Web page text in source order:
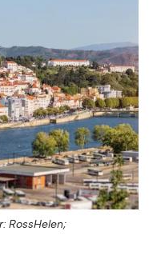
RossHelen;